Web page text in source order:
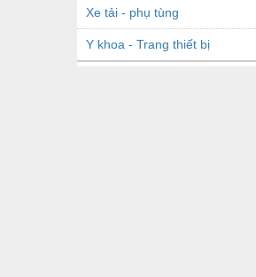
Xe tải - phụ tùng
Y khoa - Trang thiết bị